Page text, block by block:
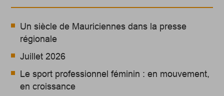
Un siècle de Mauriciennes dans la presse
régionale
Juillet 2026
Le sport professionnel féminin : en mouvement,
en croissance